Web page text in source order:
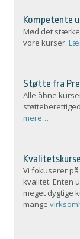
Kompetente
Mød det
vore kurser.
Støtte fra
Alle åbne
mere…
Vi fokuserer
kvalitet. Enten
meget dygtige
mange